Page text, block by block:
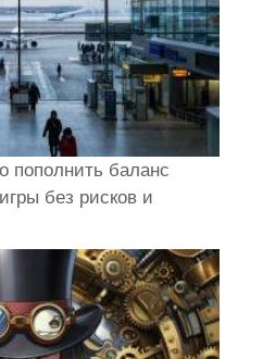
пополнить баланс
без рисков и